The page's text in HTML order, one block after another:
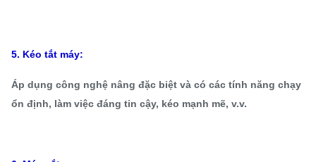
5. Kéo tắt máy:
Áp dụng công nghệ nâng đặc biệt và có các tính năng chạy
ổn định, làm việc đáng tin cậy, kéo mạnh mẽ, v.v.